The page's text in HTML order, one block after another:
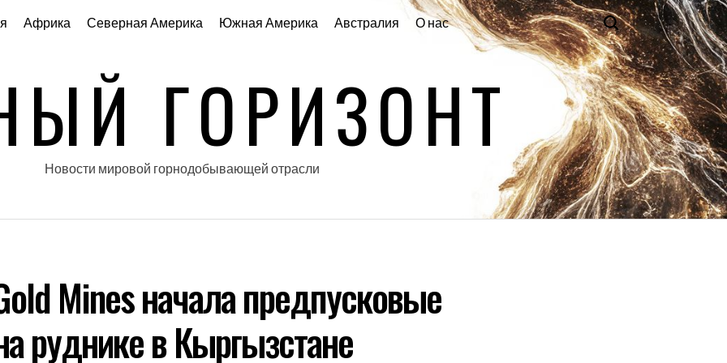
Африка Северная Америка Южная Америка Австралия О нас
ГОРИЗОНТ
Новости мировой горнодобывающей отрасли
Mines начала предпусковые
руднике в Кыргызстане